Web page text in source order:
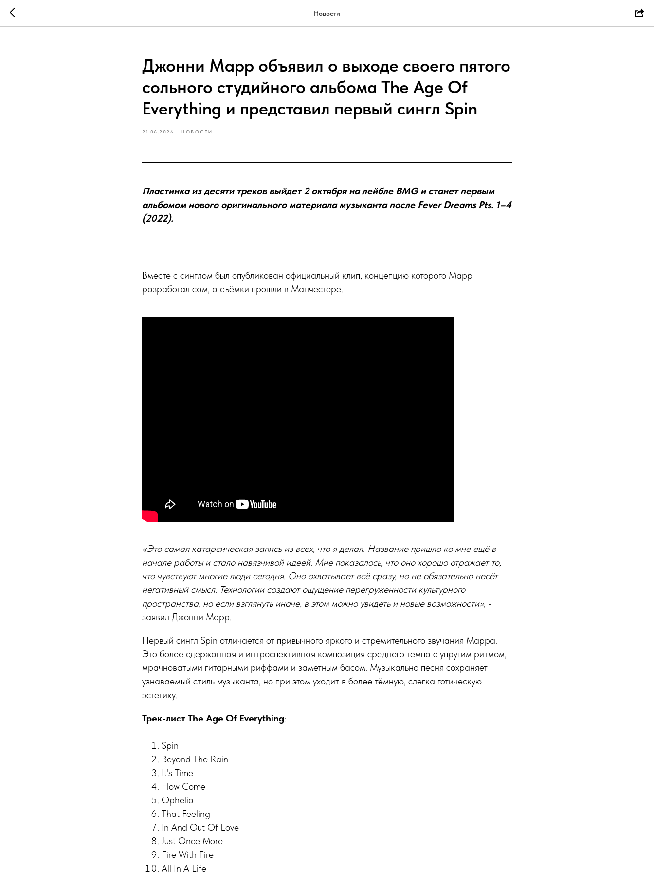
Новости
Джонни Марр объявил о выходе своего пятого
сольного студийного альбома The Age Of
Everything и представил первый сингл Spin
21.06.2026 НОВОСТИ
Пластинка из десяти треков выйдет 2 октября на лейбле BMG и станет первым
альбомом нового оригинального материала музыканта после Fever Dreams Pts. 1–4
(2022).
Вместе с синглом был опубликован официальный клип, концепцию которого Марр
разработал сам, а съёмки прошли в Манчестере.
«Это самая катарсическая запись из всех, что я делал. Название пришло ко мне ещё в
начале работы и стало навязчивой идеей. Мне показалось, что оно хорошо отражает то,
что чувствуют многие люди сегодня. Оно охватывает всё сразу, но не обязательно несёт
негативный смысл. Технологии создают ощущение перегруженности культурного
пространства, но если взглянуть иначе, в этом можно увидеть и новые возможности», -
заявил Джонни Марр.
Первый сингл Spin отличается от привычного яркого и стремительного звучания Марра.
Это более сдержанная и интроспективная композиция среднего темпа с упругим ритмом,
мрачноватыми гитарными риффами и заметным басом. Музыкально песня сохраняет
узнаваемый стиль музыканта, но при этом уходит в более тёмную, слегка готическую
эстетику.
Трек-лист The Age Of Everything:
Spin
Beyond The Rain
It's Time
How Come
Ophelia
That Feeling
In And Out Of Love
Just Once More
Fire With Fire
All In A Life